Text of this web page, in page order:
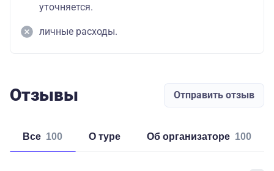
уточняется.
личные расходы.
Отзывы Отправить отзыв
Все 100 о туре об организаторе 100